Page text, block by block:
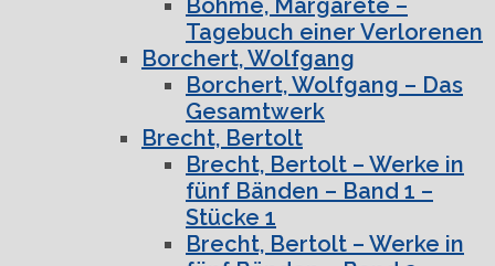
Böhme, Margarete –
Tagebuch einer Verlorenen
Borchert, Wolfgang
Borchert, Wolfgang – Das
Gesamtwerk
Brecht, Bertolt
Brecht, Bertolt – Werke in
fünf Bänden – Band 1 –
Stücke 1
Brecht, Bertolt – Werke in